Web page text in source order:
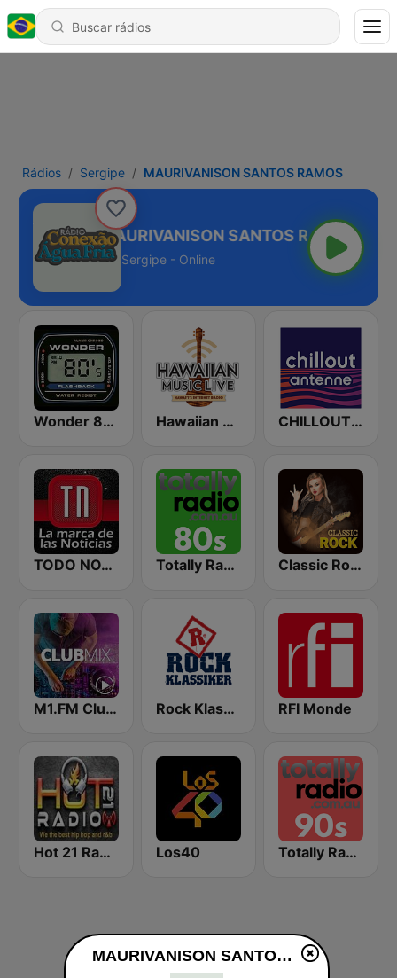
Rádios Sergipe MAURIVANISON SANTOS RAMOS
MAURIVANISON SANTOS RAMOS
Sergipe - Online
Wonder 80's Hawaiian Music Live CHILLOUT ANTENNE von ANTENNE BAYERN
TODO NOTICIAS RADIO Totally Radio 80s Classic Rock Station
M1.FM Club Mix Rock Klassiker RFI Monde
Hot 21 Radio Los40 Totally Radio 90s
MAURIVANISON SANTOS RAMOS ao vivo